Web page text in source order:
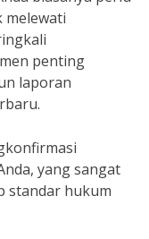
melewati
penting
laporan
yang sangat
standar hukum